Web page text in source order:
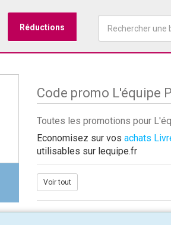
Réductions
Code promo L'équipe
Toutes les promotions pour
Economisez sur vos achats
utilisables sur lequipe.fr
Voir tout